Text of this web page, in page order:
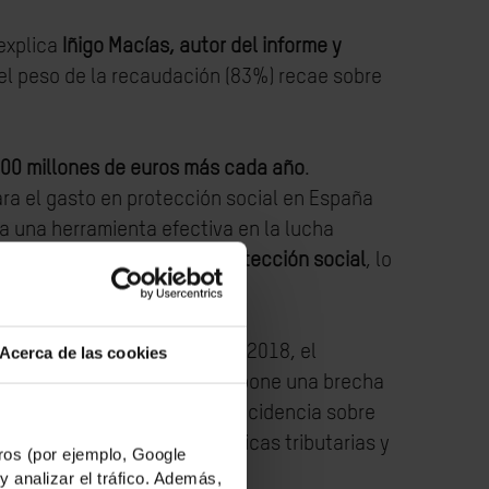
Acerca de las cookies
(por ejemplo, Google
analizar el tráfico. Además,
Iñigo Macías, autor del informe y
peso de la recaudación (83%) recae sobre
millones de euros más cada año.
el gasto en protección social en España
una herramienta efectiva en la lucha
europea de gasto en protección social, lo
la desigualdad”.
o la enfermedad. En 2018, el
Unión Europea, lo que supone una brecha
gasto, su cobertura y su incidencia sobre
en cuenta además las políticas tributarias y